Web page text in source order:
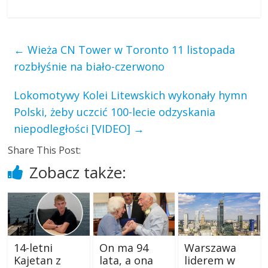
← Wieża CN Tower w Toronto 11 listopada
rozbłyśnie na biało-czerwono
Lokomotywy Kolei Litewskich wykonały hymn
Polski, żeby uczcić 100-lecie odzyskania
niepodległości [VIDEO] →
Share This Post:
Zobacz także:
14-letni
Kajetan z
On ma 94
lata, a ona
Warszawa
liderem w